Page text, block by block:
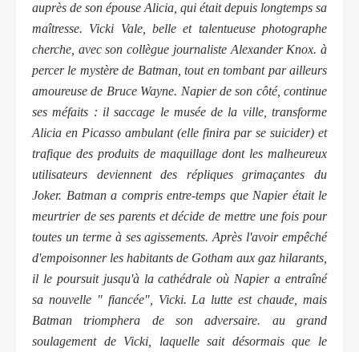
auprès de son épouse Alicia, qui était depuis longtemps sa
maîtresse. Vicki Vale, belle et talentueuse photographe
cherche, avec son collègue journaliste Alexander Knox. à
percer le mystère de Batman, tout en tombant par ailleurs
amoureuse de Bruce Wayne. Napier de son côté, continue
ses méfaits : il saccage le musée de la ville, transforme
Alicia en Picasso ambulant (elle finira par se suicider) et
trafique des produits de maquillage dont les malheureux
utilisateurs deviennent des répliques grimaçantes du
Joker. Batman a compris entre-temps que Napier était le
meurtrier de ses parents et décide de mettre une fois pour
toutes un terme à ses agissements. Après l'avoir empêché
d'empoisonner les habitants de Gotham aux gaz hilarants,
il le poursuit jusqu'à la cathédrale où Napier a entraîné
sa nouvelle " fiancée", Vicki. La lutte est chaude, mais
Batman triomphera de son adversaire. au grand
soulagement de Vicki, laquelle sait désormais que le